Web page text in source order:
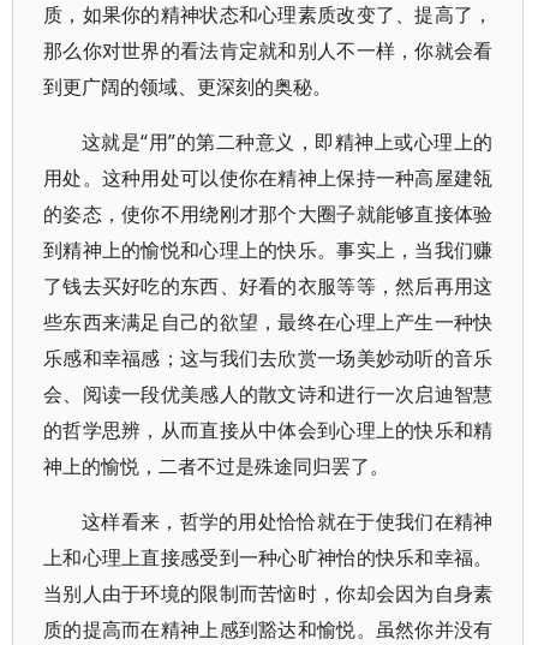
质，如果你的精神状态和心理素质改变了、提高了，
那么你对世界的看法肯定就和别人不一样，你就会看
到更广阔的领域、更深刻的奥秘。
这就是“用”的第二种意义，即精神上或心理上的
用处。这种用处可以使你在精神上保持一种高屋建瓴
的姿态，使你不用绕刚才那个大圈子就能够直接体验
到精神上的愉悦和心理上的快乐。事实上，当我们赚
了钱去买好吃的东西、好看的衣服等等，然后再用这
些东西来满足自己的欲望，最终在心理上产生一种快
乐感和幸福感；这与我们去欣赏一场美妙动听的音乐
会、阅读一段优美感人的散文诗和进行一次启迪智慧
的哲学思辨，从而直接从中体会到心理上的快乐和精
神上的愉悦，二者不过是殊途同归罢了。
这样看来，哲学的用处恰恰就在于使我们在精神
上和心理上直接感受到一种心旷神怡的快乐和幸福。
当别人由于环境的限制而苦恼时，你却会因为自身素
质的提高而在精神上感到豁达和愉悦。虽然你并没有